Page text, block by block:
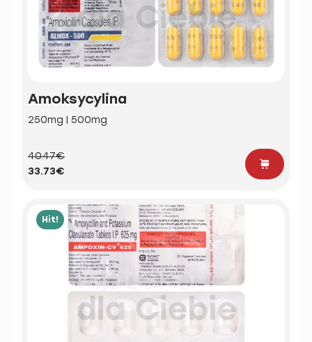
Amoksycylina
250mg | 500mg
40.47€
33.73€
Hit!